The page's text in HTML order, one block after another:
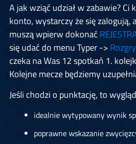
A jak wziąć udział w zabawie? Ci
konto, wystarczy że się zalogują,
muszą wpierw dokonać
się udać do menu Typer ->
czeka na Was 12 spotkań 1.
Kolejne mecze będziemy
Jeśli chodzi o punktację, to
idealnie wytypowany wynik
poprawne wskazanie